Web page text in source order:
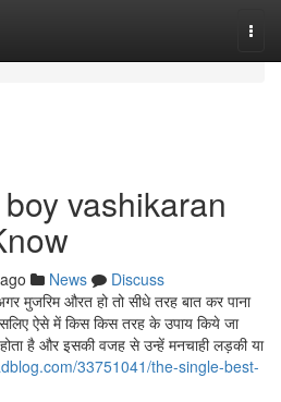
vashikaran
News
Discuss
मुजरिम औरत हो तो सीधे तरह बात कर पाना
ऐसे में किस किस तरह के उपाय किये जा
है और इसकी वजह से उन्हें मनचाही लड़की या
33751041/the-single-best-